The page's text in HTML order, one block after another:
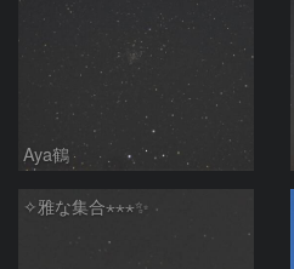
Aya鶴
✧雅な集合⋆⋆⋆✨